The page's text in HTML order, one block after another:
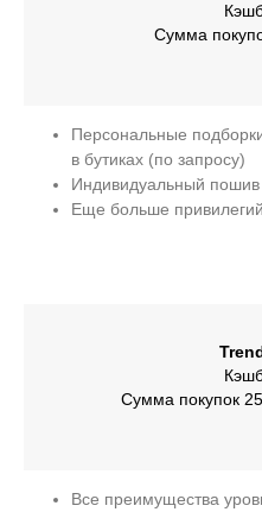
Сумма
Персональные
в бутиках (по запросу)
Индивидуальный пошив
Еще больше привилегий
Сумма покупок
Все преимущества